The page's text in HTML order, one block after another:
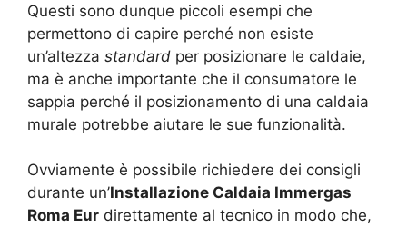
Questi sono dunque piccoli esempi che
permettono di capire perché non esiste
un’altezza standard per posizionare le caldaie,
ma è anche importante che il consumatore le
sappia perché il posizionamento di una caldaia
murale potrebbe aiutare le sue funzionalità.
Ovviamente è possibile richiedere dei consigli
durante un’Installazione Caldaia Immergas
Roma Eur direttamente al tecnico in modo che,